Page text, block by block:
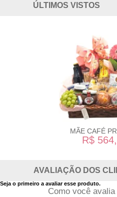
ÚLTIMOS VISTOS
MÃE CAFÉ
R$
AVALIAÇÃO DOS
Seja o primeiro a avaliar esse produto.
Como você